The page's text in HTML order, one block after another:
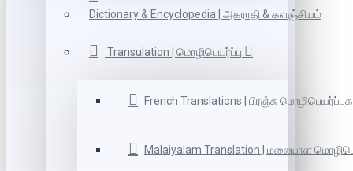
Dictionary & Encyclopedia | அகராதி & களஞ்சியம்
Transulation | மொழிபெயர்ப்பு
French Translations | பிரஞ்சு
Malaiyalam Translation | மலையாள